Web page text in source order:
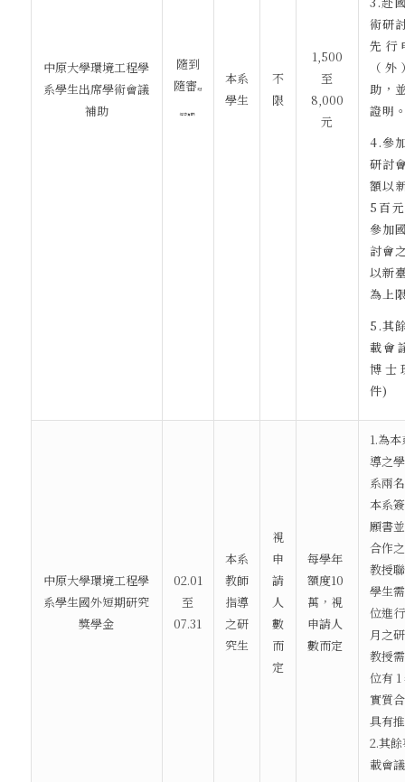
中原大學環境工程學
系學生出席學術會議
補助
隨到
隨審(但
經費有限)
本系
學生
不
限
1,500
至
8,000
元
術研
先行
（
助，
證明
4.參
研討
額以
5百
參加
討會
以新
為上
5.其
載會
博士
件)
中原大學環境工程學
系學生國外短期研究
獎學金
02.01
至
07.31
本系
教師
指導
之研
究生
視
申
請
人
數
而
定
每學年
額度10
萬，視
申請人
數而定
1.為
導之
系兩
本系
願書
合作
教授
學生
位進
月之
教授
位有
實質
具有
2.其
載會